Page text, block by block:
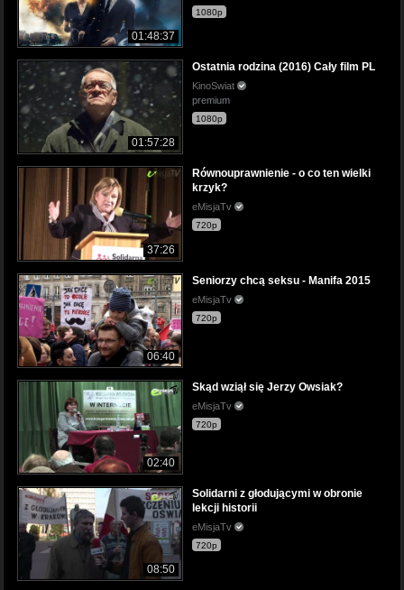
01:48:37
1080p
01:57:28
Ostatnia rodzina (2016) Cały film PL
KinoSwiat
premium
1080p
37:26
Równouprawnienie - o co ten wielki
krzyk?
eMisjaTv
720p
06:40
Seniorzy chcą seksu - Manifa 2015
eMisjaTv
720p
02:40
Skąd wziął się Jerzy Owsiak?
eMisjaTv
720p
08:50
Solidarni z głodującymi w obronie
lekcji historii
eMisjaTv
720p